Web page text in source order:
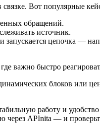
связке. Вот популярные
обращений.
источник.
запускается цепочка —
важно быстро
блоков или
работу и
APInita — и